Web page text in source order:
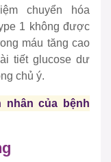
chuyển hóa
1 không được
máu tăng cao
tiết glucose dư
chủ ý.
nhân của bệnh